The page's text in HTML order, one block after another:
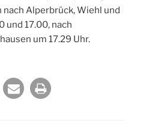
Alperbrück, Wiehl und
und 17.00, nach
um 17.29 Uhr.